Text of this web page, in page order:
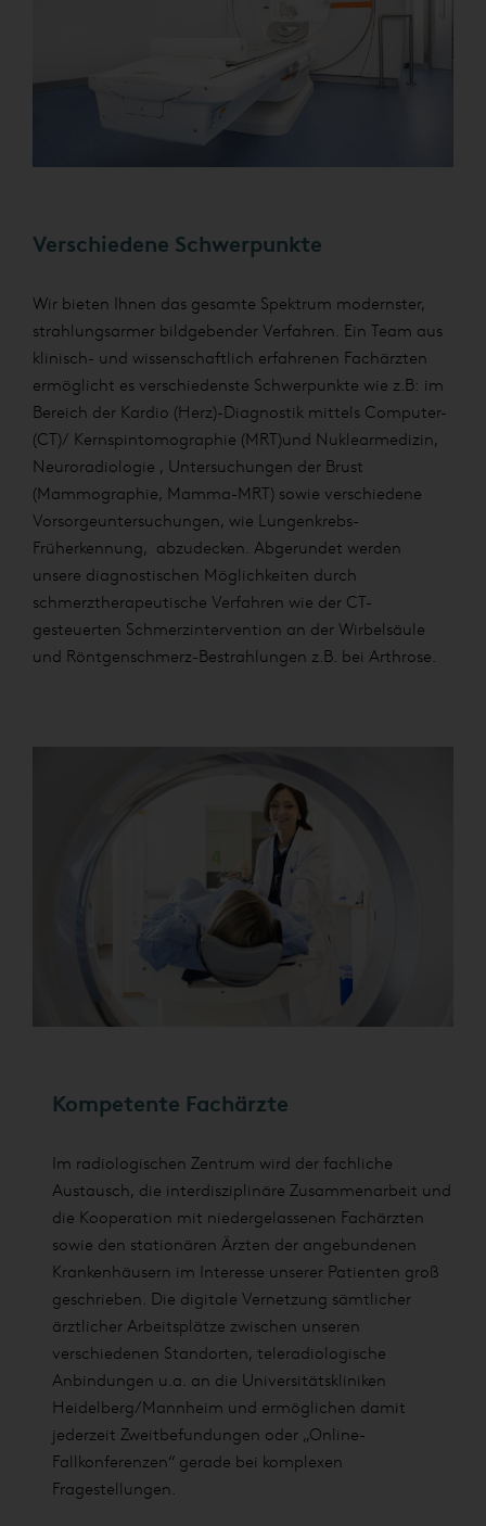
Verschiedene Schwerpunkte
Wir bieten Ihnen das gesamte Spektrum modernster,
strahlungsarmer bildgebender Verfahren. Ein Team aus
klinisch- und wissenschaftlich erfahrenen Fachärzten
ermöglicht es verschiedenste Schwerpunkte wie z.B: im
Bereich der Kardio (Herz)-Diagnostik mittels Computer-
(CT)/ Kernspintomographie (MRT)und Nuklearmedizin,
Neuroradiologie , Untersuchungen der Brust
(Mammographie, Mamma-MRT) sowie verschiedene
Vorsorgeuntersuchungen, wie Lungenkrebs-
Früherkennung, abzudecken. Abgerundet werden
unsere diagnostischen Möglichkeiten durch
schmerztherapeutische Verfahren wie der CT-
gesteuerten Schmerzintervention an der Wirbelsäule
und Röntgenschmerz-Bestrahlungen z.B. bei Arthrose.
Kompetente Fachärzte
Im radiologischen Zentrum wird der fachliche
Austausch, die interdisziplinäre Zusammenarbeit und
die Kooperation mit niedergelassenen Fachärzten
sowie den stationären Ärzten der angebundenen
Krankenhäusern im Interesse unserer Patienten groß
geschrieben. Die digitale Vernetzung sämtlicher
ärztlicher Arbeitsplätze zwischen unseren
verschiedenen Standorten, teleradiologische
Anbindungen u.a. an die Universitätskliniken
Heidelberg/Mannheim und ermöglichen damit
jederzeit Zweitbefundungen oder „Online-
Fallkonferenzen“ gerade bei komplexen
Fragestellungen.